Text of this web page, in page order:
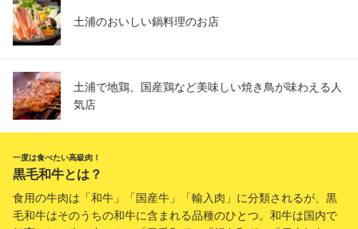
土浦のおいしい鍋料理のお店
土浦で地鶏、国産鶏など美味しい焼き鳥が味わえる人
気店
一度は食べたい高級肉！
黒毛和牛とは？
食用の牛肉は「和牛」「国産牛」「輸入肉」に分類されるが、黒
毛和牛はそのうちの和牛に含まれる品種のひとつ。和牛は国内で